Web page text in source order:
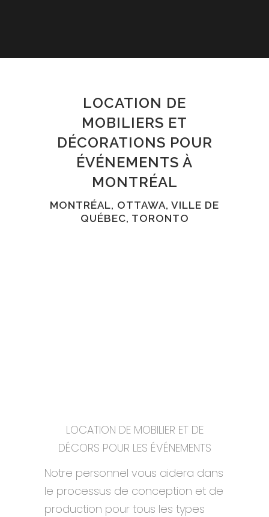
LOCATION DE
MOBILIERS ET
DÉCORATIONS POUR
ÉVÉNEMENTS À
MONTRÉAL
MONTRÉAL, OTTAWA, VILLE DE
QUÉBEC, TORONTO
LOCATION DE MOBILIER ET DE
DÉCORS POUR LES ÉVÉNEMENTS
Notre personnel vous aidera dans
le processus de conception et de
production pour tous les types